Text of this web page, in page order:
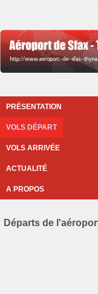
PRÉSENTATION
VOLS DÉPART
VOLS ARRIVÉE
ACTUALITÉ
A PROPOS
Départs de